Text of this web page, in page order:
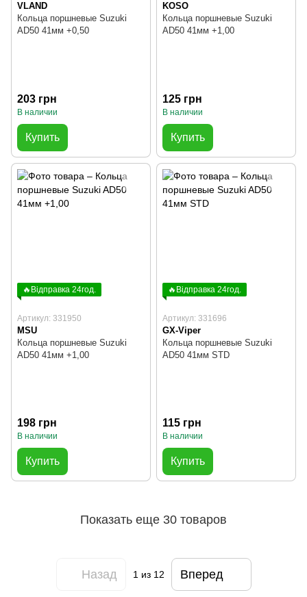
VLAND
Кольца поршневые Suzuki
AD50 41мм +0,50
203 грн
В наличии
Купить
KOSO
Кольца поршневые Suzuki
AD50 41мм +1,00
125 грн
В наличии
Купить
🔥Відправка 24год.
Артикул: 331950
MSU
Кольца поршневые Suzuki
AD50 41мм +1,00
198 грн
В наличии
Купить
🔥Відправка 24год.
Артикул: 331696
GX-Viper
Кольца поршневые Suzuki
AD50 41мм STD
115 грн
В наличии
Купить
Показать еще 30 товаров
Назад 1из 12 Вперед